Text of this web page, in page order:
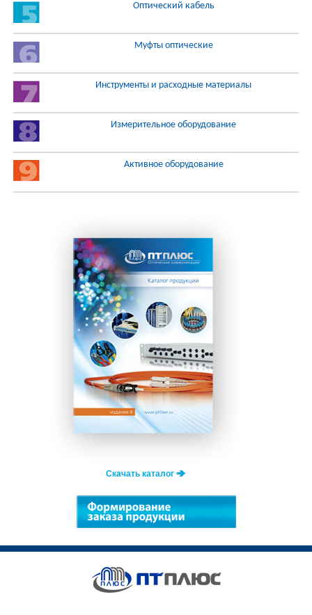
Оптический кабель
Муфты оптические
Инструменты и расходные материалы
Измерительное оборудование
Активное оборудование
Скачать каталог